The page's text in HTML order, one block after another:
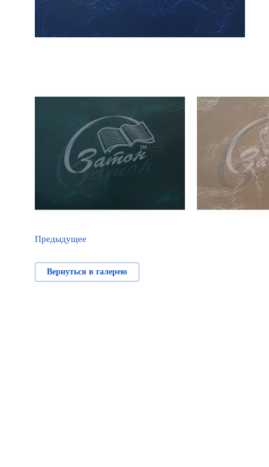
Предыдущее
Вернуться в галерею